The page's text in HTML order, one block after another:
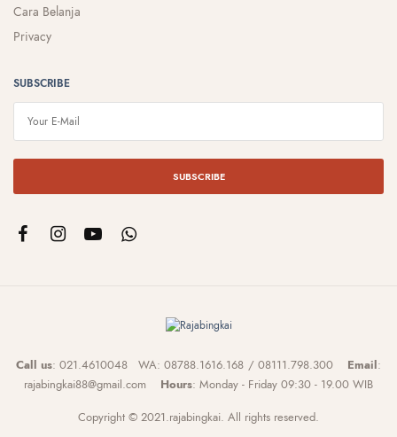
Cara Belanja
Privacy
SUBSCRIBE
SUBSCRIBE
Call us: 021.4610048 WA: 08788.1616.168 / 08111.798.300 Email:
rajabingkai88@gmail.com Hours: Monday - Friday 09:30 - 19.00 WIB
Copyright © 2021.rajabingkai. All rights reserved.